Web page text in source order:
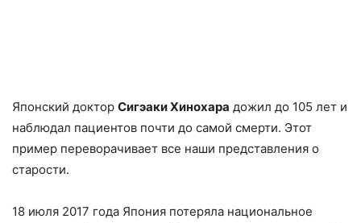
Японский доктор Сигэаки Хинохара дожил до 105 лет и
наблюдал пациентов почти до самой смерти. Этот
пример переворачивает все наши представления о
старости.
18 июля 2017 года Япония потеряла национальное